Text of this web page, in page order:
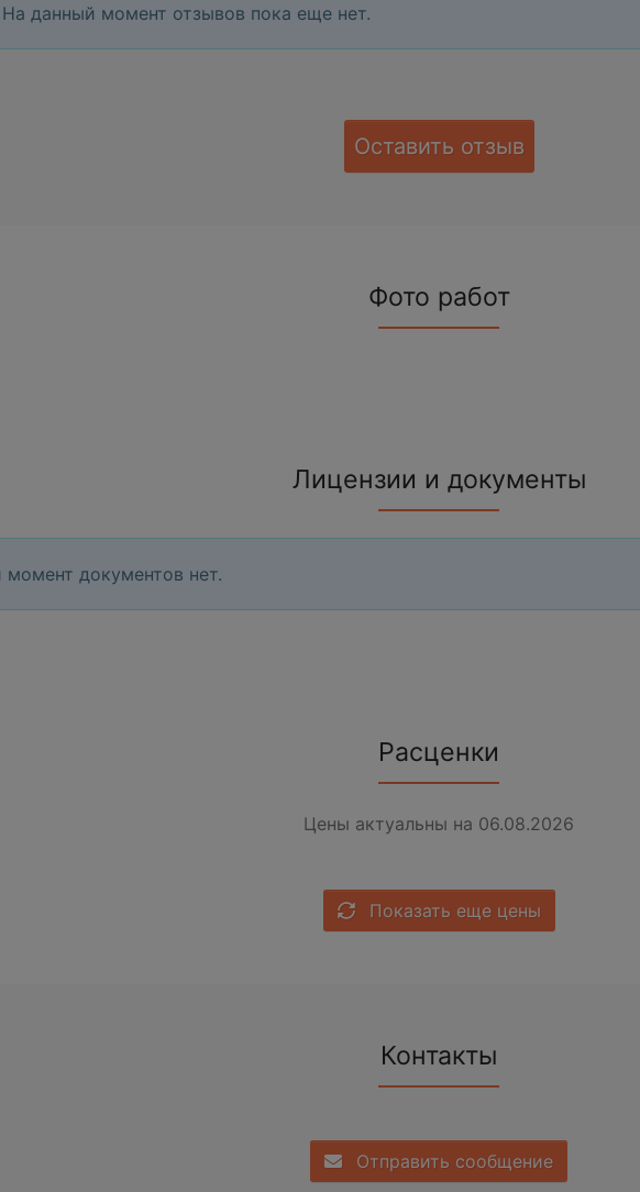
На данный момент отзывов пока еще нет.
Оставить отзыв
Фото работ
Лицензии и документы
документов нет.
Расценки
Цены актуальны на 06.08.2026
Показать еще цены
Контакты
Отправить сообщение